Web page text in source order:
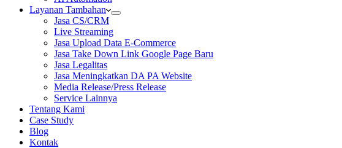
Layanan Tambahan
Jasa CS/CRM
Live Streaming
Jasa Upload Data E-Commerce
Jasa Take Down Link Google Page Baru
Jasa Legalitas
Jasa Meningkatkan DA PA Website
Media Release/Press Release
Service Lainnya
Tentang Kami
Case Study
Blog
Kontak